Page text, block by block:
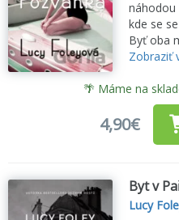
náhodou
kde se
Byť oba
Zobraziť
🌴 Máme na
4,90€
Byt v
Lucy